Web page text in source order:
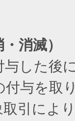
消滅）
した後
与を取
引によ